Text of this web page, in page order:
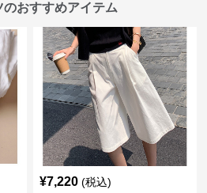
おすすめアイテム
¥7,220 (税込)